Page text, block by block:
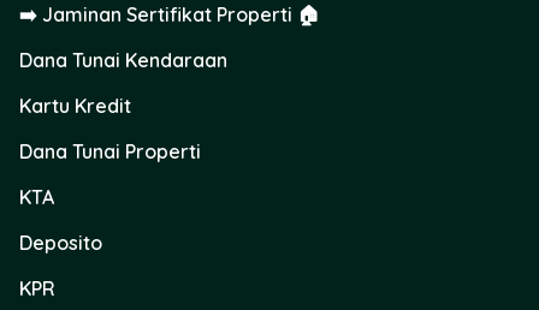
➡️ Jaminan Sertifikat Properti 🏠
Dana Tunai Kendaraan
Kartu Kredit
Dana Tunai Properti
KTA
Deposito
KPR